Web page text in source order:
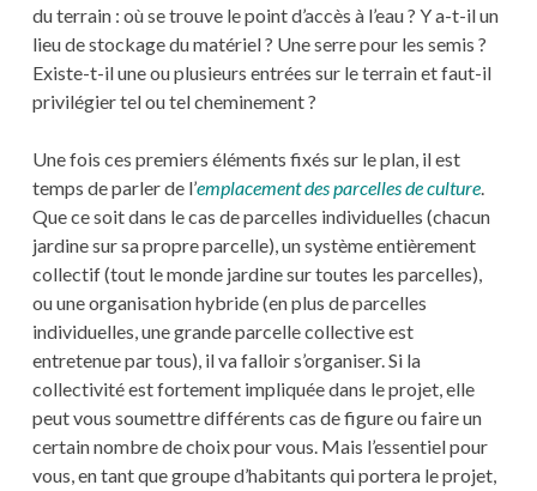
du terrain : où se trouve le point d’accès à l’eau ? Y a-t-il un
lieu de stockage du matériel ? Une serre pour les semis ?
Existe-t-il une ou plusieurs entrées sur le terrain et faut-il
privilégier tel ou tel cheminement ?
Une fois ces premiers éléments fixés sur le plan, il est
temps de parler de l’emplacement des parcelles de culture.
Que ce soit dans le cas de parcelles individuelles (chacun
jardine sur sa propre parcelle), un système entièrement
collectif (tout le monde jardine sur toutes les parcelles),
ou une organisation hybride (en plus de parcelles
individuelles, une grande parcelle collective est
entretenue par tous), il va falloir s’organiser. Si la
collectivité est fortement impliquée dans le projet, elle
peut vous soumettre différents cas de figure ou faire un
certain nombre de choix pour vous. Mais l’essentiel pour
vous, en tant que groupe d’habitants qui portera le projet,